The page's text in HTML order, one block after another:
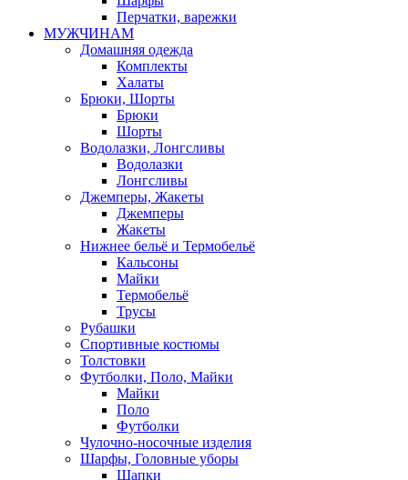
Перчатки, варежки
МУЖЧИНАМ
Домашняя одежда
Комплекты
Халаты
Брюки, Шорты
Брюки
Шорты
Водолазки, Лонгсливы
Водолазки
Лонгсливы
Джемперы, Жакеты
Джемперы
Жакеты
Нижнее бельё и Термобельё
Кальсоны
Майки
Термобельё
Трусы
Рубашки
Спортивные костюмы
Толстовки
Футболки, Поло, Майки
Майки
Поло
Футболки
Чулочно-носочные изделия
Шарфы, Головные уборы
Шапки